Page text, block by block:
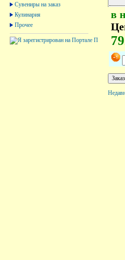
Сувениры на заказ
Кулинария
Прочее
в